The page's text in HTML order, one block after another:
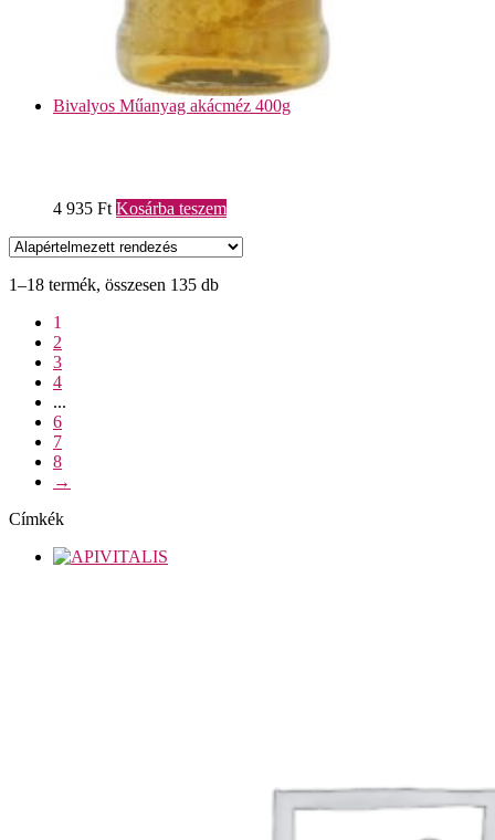
Bivalyos Műanyag akácméz 400g
4 935 Ft Kosárba teszem
1–18 termék, összesen 135 db
1
2
3
4
...
6
7
8
→
Címkék